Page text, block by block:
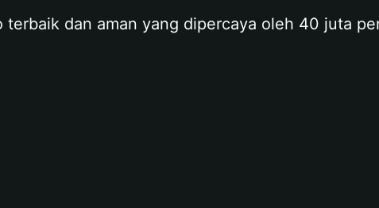
terbaik dan aman yang dipercaya oleh 40 juta